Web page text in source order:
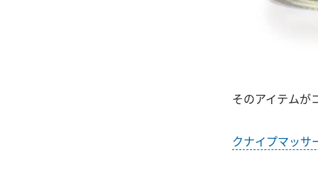
そのアイテムが
クナイプマッサ